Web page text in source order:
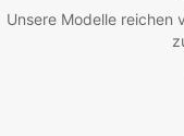
Unsere Modelle